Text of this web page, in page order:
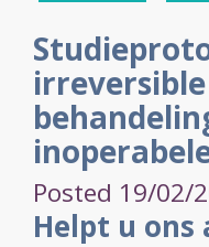
Posted 19/02/
Helpt u ons